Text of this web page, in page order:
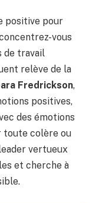
positive pour
vous
de travail
relève de la
Fredrickson,
positives,
des émotions
toute colère ou
vertueux
et cherche à